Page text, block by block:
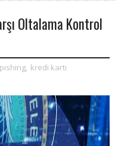
Oltalama Kontrol
, kredi kartı